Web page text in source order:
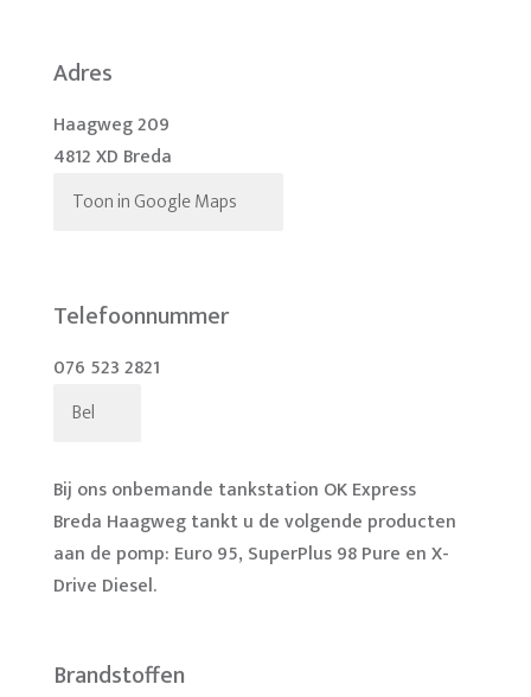
Adres
Haagweg 209
4812 XD Breda
Toon in Google Maps
Telefoonnummer
076 523 2821
Bel
Bij ons onbemande tankstation OK Express
Breda Haagweg tankt u de volgende producten
aan de pomp: Euro 95, SuperPlus 98 Pure en X-
Drive Diesel.
Brandstoffen